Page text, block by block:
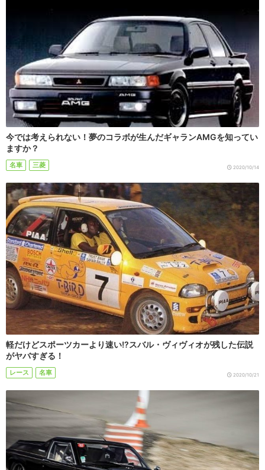
今では考えられない！夢のコラボが生んだギャランAMGを知ってい
ますか？
名車 三菱 2020/10/14
軽だけどスポーツカーより速い!?スバル・ヴィヴィオが残した伝説
がヤバすぎる！
レース 名車 2020/10/21